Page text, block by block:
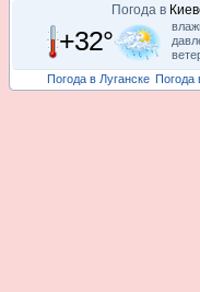
Погода в
+32°
Погода в Луганске Погода